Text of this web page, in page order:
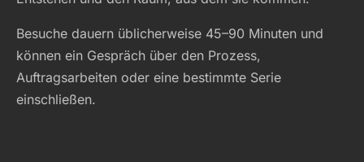
Besuche dauern üblicherweise 45–90 Minuten und
können ein Gespräch über den Prozess,
Auftragsarbeiten oder eine bestimmte Serie
einschließen.